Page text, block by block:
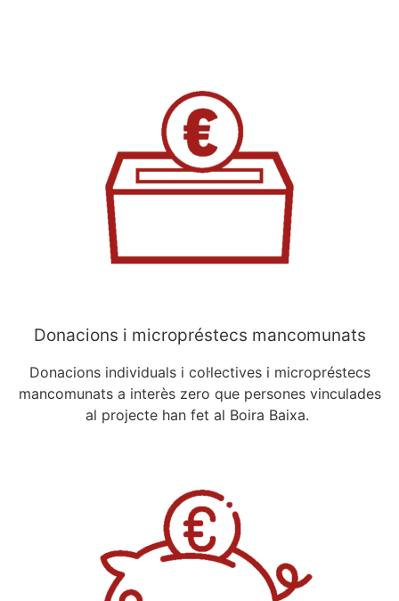
Donacions i micropréstecs mancomunats
Donacions individuals i col·lectives i micropréstecs
mancomunats a interès zero que persones vinculades
al projecte han fet al Boira Baixa.